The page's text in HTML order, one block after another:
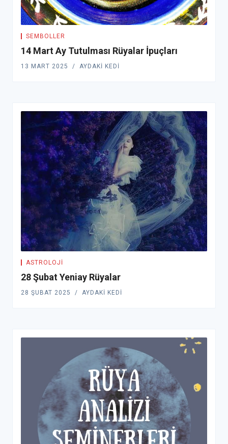
SEMBOLLER
14 Mart Ay Tutulması Rüyalar İpuçları
13 MART 2025 AYDAKI KEDI
ASTROLOJI
28 Şubat Yeniay Rüyalar
28 ŞUBAT 2025 AYDAKI KEDI